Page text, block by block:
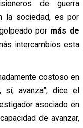
de guerra
la sociedad, es por
por más de
intercambios esta
costoso en
sí, avanza”, dice el
asociado en
de avanzar,